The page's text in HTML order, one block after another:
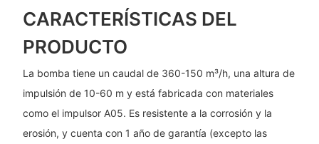
CARACTERÍSTICAS DEL
PRODUCTO
La bomba tiene un caudal de 360-150 m³/h, una altura de
impulsión de 10-60 m y está fabricada con materiales
como el impulsor A05. Es resistente a la corrosión y la
erosión, y cuenta con 1 año de garantía (excepto las